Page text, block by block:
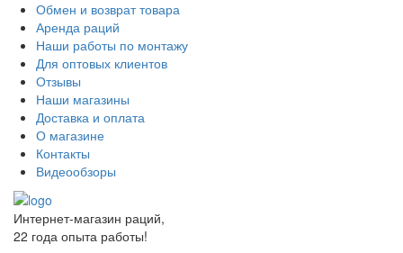
Обмен и возврат товара
Аренда раций
Наши работы по монтажу
Для оптовых клиентов
Отзывы
Наши магазины
Доставка и оплата
О магазине
Контакты
Видеообзоры
Интернет-магазин раций,
22 года опыта работы!